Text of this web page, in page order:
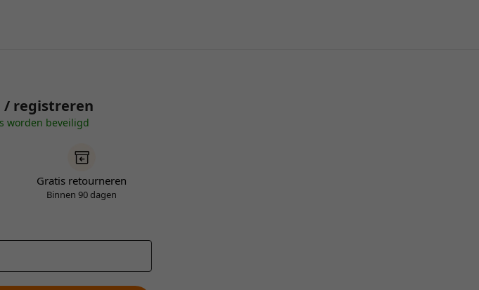
/ registreren
worden beveiligd
Gratis retourneren
Binnen 90 dagen